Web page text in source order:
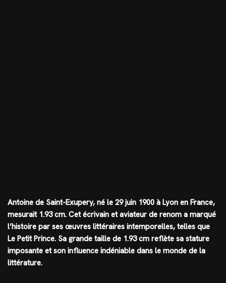
Antoine de Saint-Exupery, né le 29 juin 1900 à Lyon en France,
mesurait 1.93 cm. Cet écrivain et aviateur de renom a marqué
l’histoire par ses œuvres littéraires intemporelles, telles que
Le Petit Prince. Sa grande taille de 1.93 cm reflète sa stature
imposante et son influence indéniable dans le monde de la
littérature.